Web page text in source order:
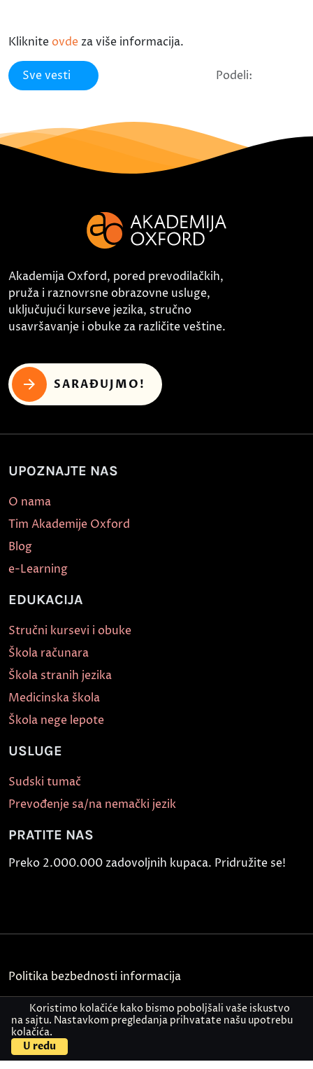
Kliknite ovde za više informacija.
Sve vesti Podeli:
Akademija Oxford, pored prevodilačkih,
pruža i raznovrsne obrazovne usluge,
uključujući kurseve jezika, stručno
usavršavanje i obuke za različite veštine.
SARAĐUJMO!
UPOZNAJTE NAS
O nama
Tim Akademije Oxford
Blog
e-Learning
EDUKACIJA
Stručni kursevi i obuke
Škola računara
Škola stranih jezika
Medicinska škola
Škola nege lepote
USLUGE
Sudski tumač
Prevođenje sa/na nemački jezik
PRATITE NAS
Preko 2.000.000 zadovoljnih kupaca. Pridružite se!
Politika bezbednosti informacija
Kontakt
© Akademija Oxford 2026.
Koristimo kolačiće kako bismo poboljšali vaše iskustvo
na sajtu. Nastavkom pregledanja prihvatate našu upotrebu
kolačića.
U redu